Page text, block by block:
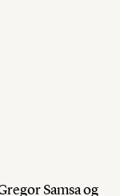
Samsa og